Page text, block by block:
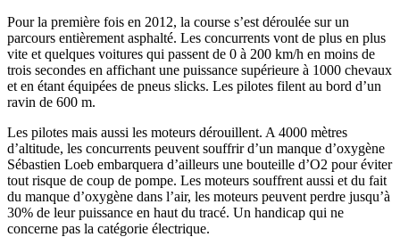
Pour la première fois en 2012, la course s’est déroulée sur un
parcours entièrement asphalté. Les concurrents vont de plus en plus
vite et quelques voitures qui passent de 0 à 200 km/h en moins de
trois secondes en affichant une puissance supérieure à 1000 chevaux
et en étant équipées de pneus slicks. Les pilotes filent au bord d’un
ravin de 600 m.
Les pilotes mais aussi les moteurs dérouillent. A 4000 mètres
d’altitude, les concurrents peuvent souffrir d’un manque d’oxygène
Sébastien Loeb embarquera d’ailleurs une bouteille d’O2 pour éviter
tout risque de coup de pompe. Les moteurs souffrent aussi et du fait
du manque d’oxygène dans l’air, les moteurs peuvent perdre jusqu’à
30% de leur puissance en haut du tracé. Un handicap qui ne
concerne pas la catégorie électrique.